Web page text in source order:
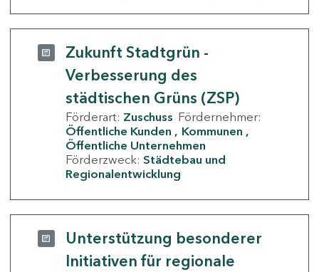
Zukunft Stadtgrün -
Verbesserung des
städtischen Grüns (ZSP)
Förderart: Zuschuss Fördernehmer:
Öffentliche Kunden
Kommunen
Öffentliche Unternehmen
Förderzweck: Städtebau und
Regionalentwicklung
Unterstützung besonderer
Initiativen für regionale